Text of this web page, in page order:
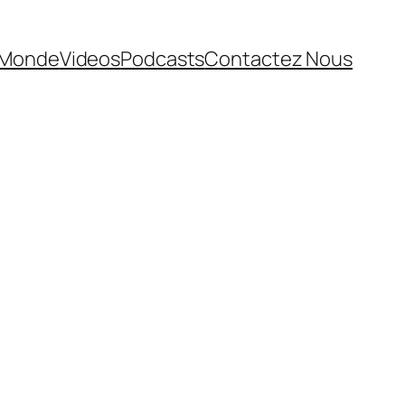
VideosPodcastsContactez Nous